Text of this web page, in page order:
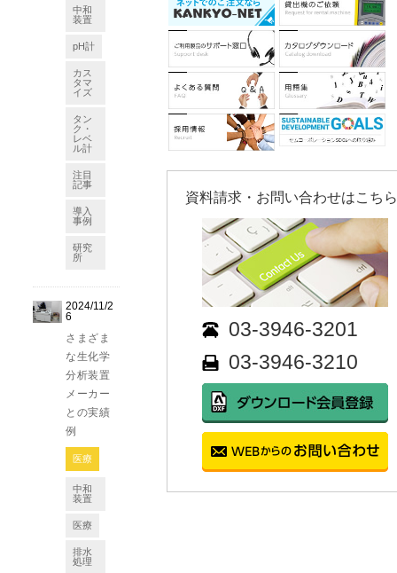
中和
装置
pH計
カス
タマ
イズ
タン
ク・
レベ
ル計
注目
記事
導入
事例
研究
所
2024/11/2
6
さまざま
な生化学
分析装置
メーカー
との実績
例
医療
中和
装置
医療
排水
処理
資料請求・お問い合わせはこち
03-3946-3201
03-3946-3210